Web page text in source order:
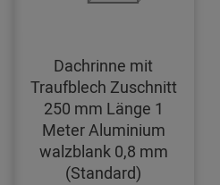
Dachrinne mit
Traufblech Zuschnitt
250 mm Länge 1
Meter Aluminium
walzblank 0,8 mm
(Standard)